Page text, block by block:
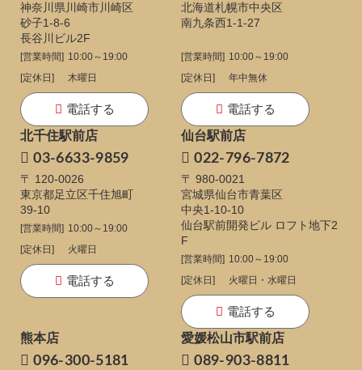
神奈川県川崎市川崎区
砂子1-8-6
長谷川ビル2F
[営業時間] 10:00～19:00
[定休日]
木曜日
電話する
北海道札幌市中央区
南九条西1-1-27
[営業時間] 10:00～19:00
[定休日]
年中無休
電話する
北千住駅前店
03-6633-9859
〒 120-0026
東京都足立区千住旭町
39-10
[営業時間] 10:00～19:00
[定休日]
火曜日
電話する
仙台駅前店
022-796-7872
〒 980-0021
宮城県仙台市青葉区
中央1-10-10
仙台駅前開発ビル ロフト地下2
F
[営業時間] 10:00～19:00
[定休日]
火曜日・水曜日
電話する
熊本店
096-300-5181
愛媛松山市駅前店
089-903-8811